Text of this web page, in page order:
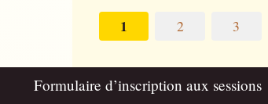
1 2 3
Formulaire d’inscription aux sessions